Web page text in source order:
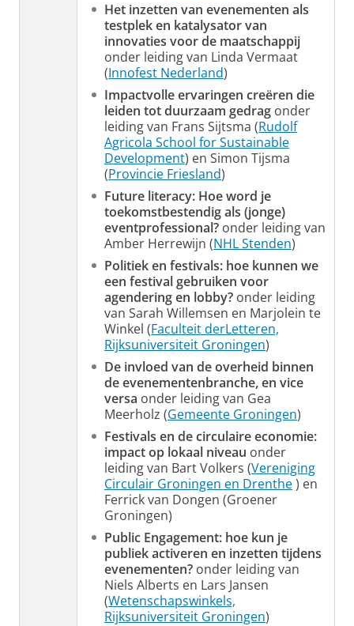
Het inzetten van evenementen als
testplek en katalysator van
innovaties voor de maatschappij
onder leiding van Linda Vermaat
(Innofest Nederland)
Impactvolle ervaringen creëren die
leiden tot duurzaam gedrag onder
leiding van Frans Sijtsma (Rudolf
Agricola School for Sustainable
Development) en Simon Tijsma
(Provincie Friesland)
Future literacy: Hoe word je
toekomstbestendig als (jonge)
eventprofessional? onder leiding van
Amber Herrewijn (NHL Stenden)
Politiek en festivals: hoe kunnen we
een festival gebruiken voor
agendering en lobby? onder leiding
van Sarah Willemsen en Marjolein te
Winkel (Faculteit derLetteren,
Rijksuniversiteit Groningen)
De invloed van de overheid binnen
de evenementenbranche, en vice
versa onder leiding van Gea
Meerholz (Gemeente Groningen)
Festivals en de circulaire economie:
impact op lokaal niveau onder
leiding van Bart Volkers (Vereniging
Circulair Groningen en Drenthe) en
Ferrick van Dongen (Groener
Groningen)
Public Engagement: hoe kun je
publiek activeren en inzetten tijdens
evenementen? onder leiding van
Niels Alberts en Lars Jansen
(Wetenschapswinkels,
Rijksuniversiteit Groningen)